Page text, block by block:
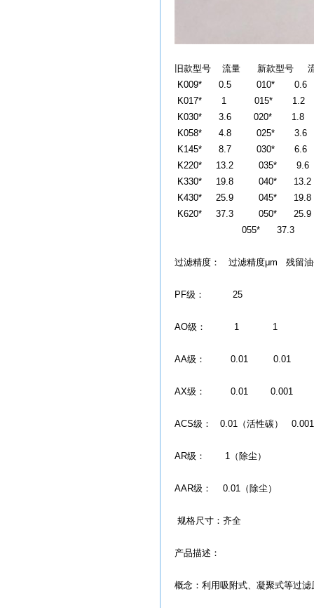
旧款型号 流量 新款型号
K009* 0.5 010* 0.6
K017* 1 015* 1.2
K030* 3.6 020* 1.8
K058* 4.8 025* 3.6
K145* 8.7 030* 6.6
K220* 13.2 035* 9.6
K330* 19.8 040* 13.2
K430* 25.9 045* 19.8
K620* 37.3 050* 25.9
055* 37.3
过滤精度： 过滤精度μm 残留油
PF级： 25
AO级： 1 1
AA级： 0.01 0.01
AX级： 0.01 0.001
ACS级： 0.01（活性碳） 0.001
AR级： 1（除尘）
AAR级： 0.01（除尘）
规格尺寸：齐全
产品描述：
概念：利用吸附式、凝聚式等过